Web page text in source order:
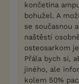
končetina
bohužel. A
se současnou
naštěstí
osteosarkom
Přála bych si,
jiného, ale
kolem 50%